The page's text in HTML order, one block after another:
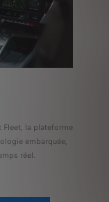
Fleet, la plateforme
embarquée,
réel.